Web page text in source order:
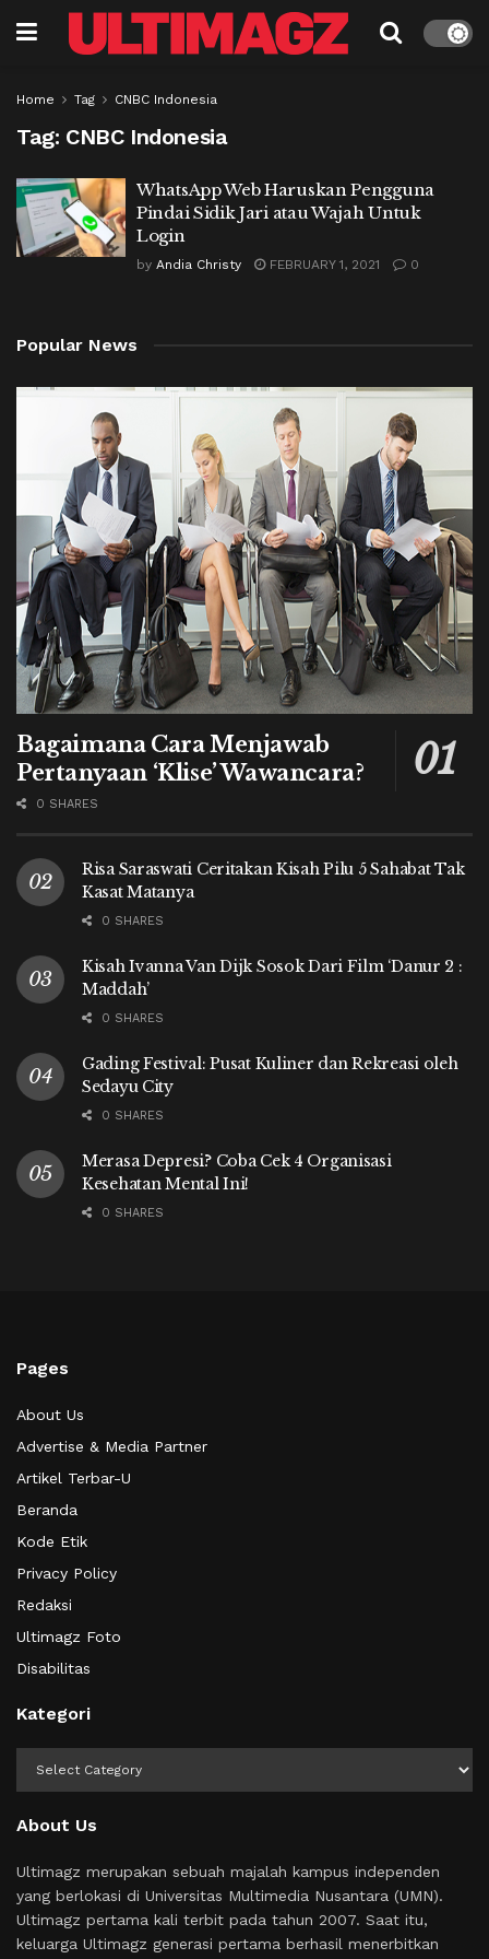
Home Tag CNBC Indonesia
Tag: CNBC Indonesia
WhatsApp Web Haruskan Pengguna
Pindai Sidik Jari atau Wajah Untuk
Login
by Andia Christy FEBRUARY 1, 2021 0
Popular News
Bagaimana Cara Menjawab
Pertanyaan ‘Klise’ Wawancara?
0 SHARES
Risa Saraswati Ceritakan Kisah Pilu 5 Sahabat Tak
Kasat Matanya
0 SHARES
Kisah Ivanna Van Dijk Sosok Dari Film ‘Danur 2 :
Maddah’
0 SHARES
Gading Festival: Pusat Kuliner dan Rekreasi oleh
Sedayu City
0 SHARES
Merasa Depresi? Coba Cek 4 Organisasi
Kesehatan Mental Ini!
0 SHARES
Pages
About Us
Advertise & Media Partner
Artikel Terbar-U
Beranda
Kode Etik
Privacy Policy
Redaksi
Ultimagz Foto
Disabilitas
Kategori
About Us
Ultimagz merupakan sebuah majalah kampus independen
yang berlokasi di Universitas Multimedia Nusantara (UMN).
Ultimagz pertama kali terbit pada tahun 2007. Saat itu,
keluarga Ultimagz generasi pertama berhasil menerbitkan